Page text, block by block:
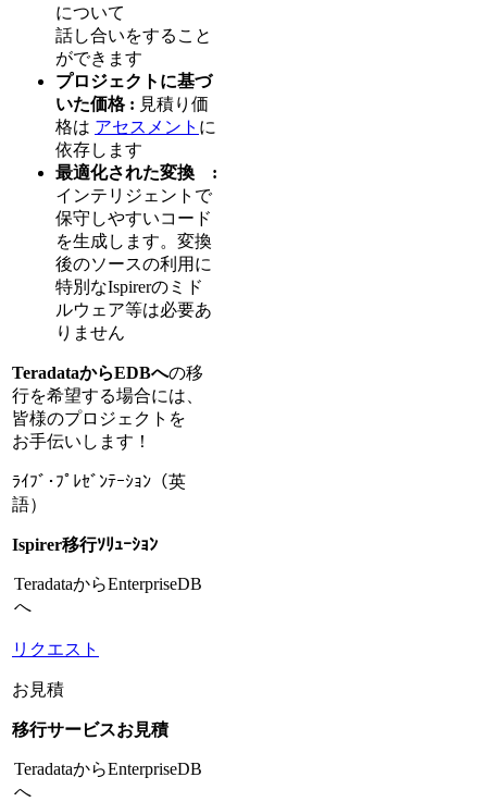
について
話し合いをすること
ができます
プロジェクトに基づ
いた価格 : 見積り価
格は アセスメント に
依存します
最適化された変換 :
インテリジェントで
保守しやすいコード
を生成します。変換
後のソースの利用に
特別なIspirerのミド
ルウェア等は必要あ
りません
TeradataからEDBへの移
行を希望する場合には、
皆様のプロジェクトを
お手伝いします！
ﾗｲﾌﾞ･ﾌﾟﾚｾﾞﾝﾃｰｼｮﾝ（英
語）
Ispirer移行ｿﾘｭｰｼｮﾝ
TeradataからEnterpriseDB
へ
リクエスト
お見積
移行サービスお見積
TeradataからEnterpriseDB
へ